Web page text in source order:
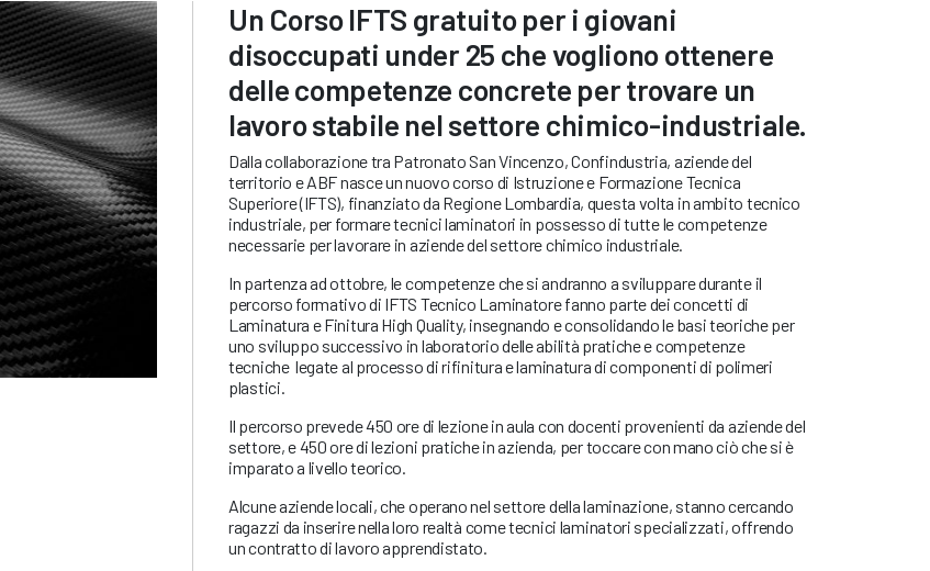
Un Corso IFTS gratuito per i giovani
disoccupati under 25 che vogliono ottenere
delle competenze concrete per trovare un
lavoro stabile nel settore chimico-industriale.
Dalla collaborazione tra Patronato San Vincenzo, Confindustria, aziende del
territorio e ABF nasce un nuovo corso di Istruzione e Formazione Tecnica
Superiore (IFTS), finanziato da Regione Lombardia, questa volta in ambito tecnico
industriale, per formare tecnici laminatori in possesso di tutte le competenze
necessarie per lavorare in aziende del settore chimico industriale.
In partenza ad ottobre, le competenze che si andranno a sviluppare durante il
percorso formativo di IFTS Tecnico Laminatore fanno parte dei concetti di
Laminatura e Finitura High Quality, insegnando e consolidando le basi teoriche per
uno sviluppo successivo in laboratorio delle abilità pratiche e competenze
tecniche legate al processo di rifinitura e laminatura di componenti di polimeri
plastici.
Il percorso prevede 450 ore di lezione in aula con docenti provenienti da aziende del
settore, e 450 ore di lezioni pratiche in azienda, per toccare con mano ciò che si è
imparato a livello teorico.
Alcune aziende locali, che operano nel settore della laminazione, stanno cercando
ragazzi da inserire nella loro realtà come tecnici laminatori specializzati, offrendo
un contratto di lavoro apprendistato.